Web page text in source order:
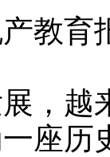
育
越
座历